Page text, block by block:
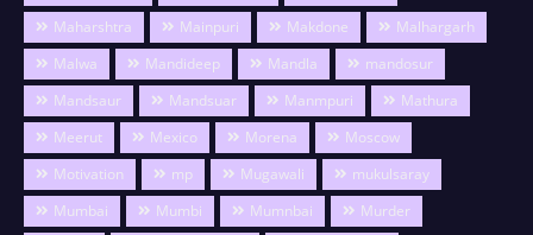
Maharshtra
Mainpuri Makdone
Malhargarh
Malwa
Mandideep Mandla
mandosur
Mandsaur
Mandsuar Manmpuri
Mathura
Meerut
Mexico Morena
Moscow
Motivation
mp Mugawali
mukulsaray
Mumbai
Mumbi Mumnbai
Murder